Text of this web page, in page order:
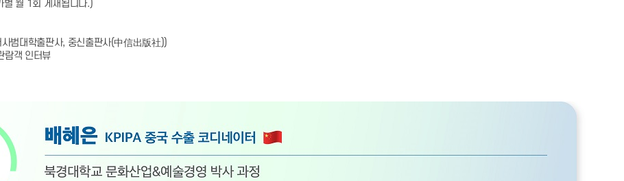
별 월 1회 게재됩니다.)
범대학출판사, 중신출판사(中信出版社))
람객 인터뷰